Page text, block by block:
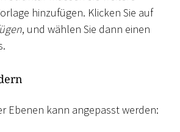
hinzufügen. Klicken Sie auf
, und wählen Sie dann einen
Ebenen kann angepasst werden: